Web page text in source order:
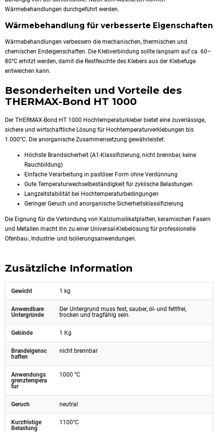
Wärmebehandlungen durchgeführt werden.
Wärmebehandlung für verbesserte Eigenschaften
Wärmebehandlungen verbessern die mechanischen, thermischen und
chemischen Endeigenschaften. Die Klebverbindung sollte langsam auf ca. 60–
80°C erhitzt werden, damit die Restfeuchte des Klebers aus der Klebefuge
entweichen kann.
Besonderheiten und Vorteile des
THERMAX-Bond HT 1000
Der THERMAX-Bond HT 1000 Hochtemperaturkleber bietet eine zuverlässige,
sichere und wirtschaftliche Lösung für Hochtemperaturverklebungen bis
1.000°C. Die anorganische Zusammensetzung gewährleistet:
Höchste Brandsicherheit (A1-Klassifizierung, nicht brennbar, keine
Rauchbildung)
Einfache Verarbeitung in pastöser Form ohne Verdünnung
Gute Temperaturwechselbeständigkeit für zyklische Belastungen
Langzeitstabilität bei Hochtemperaturbedingungen
Geringer Geruch und anorganische Sicherheitsklassifizierung
Die Eignung für die Verbindung von Kalziumsilikatplatten, keramischen Fasern
und Metallen macht ihn zu einer Universal-Klebelösung für professionelle
Ofenbau-, Industrie- und Isolierungsanwendungen.
Zusätzliche Information
Gewicht 1 kg
Anwendbare
Untergründe
Der Untergrund muss fest, sauber, öl- und fettfrei,
trocken und tragfähig sein.
Gebinde 1 Kg
Brandeigensc
haften
nicht brennbar
Anwendungs
grenztempera
tur
1000 °C
Geruch neutral
Kurzfristige
Belastung
1100°C